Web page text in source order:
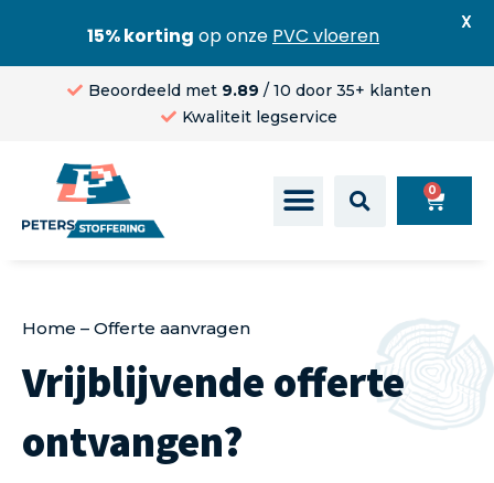
Beoordeeld met 9.89 / 10 door 35+ klanten
Kwaliteit legservice
0
Home – Offerte aanvragen
Vrijblijvende offerte
ontvangen?
15% korting op onze PVC vloeren
X